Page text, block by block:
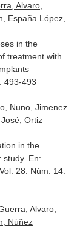
Alvaro,
España López,
in the
treatment with
493-493
Nuno, Jimenez
Ortiz
in the
En:
28. Núm. 14.
Alvaro,
Núñez